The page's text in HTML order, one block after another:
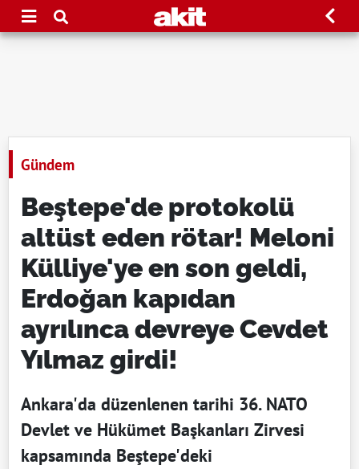
Gündem
Beştepe'de protokolü
altüst eden rötar! Meloni
Külliye'ye en son geldi,
Erdoğan kapıdan
ayrılınca devreye Cevdet
Yılmaz girdi!
Ankara'da düzenlenen tarihi 36. NATO
Devlet ve Hükümet Başkanları Zirvesi
kapsamında Beştepe'deki